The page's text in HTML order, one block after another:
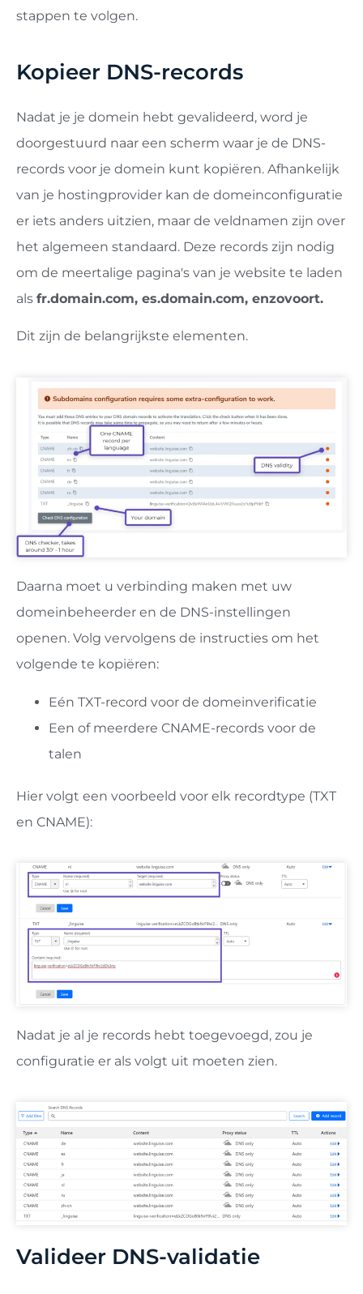
stappen te volgen.
Kopieer DNS-records
Nadat je je domein hebt gevalideerd, word je
doorgestuurd naar een scherm waar je de DNS-
records voor je domein kunt kopiëren. Afhankelijk
van je hostingprovider kan de domeinconfiguratie
er iets anders uitzien, maar de veldnamen zijn over
het algemeen standaard. Deze records zijn nodig
om de meertalige pagina's van je website te laden
als fr.domain.com, es.domain.com, enzovoort.
Dit zijn de belangrijkste elementen.
Daarna moet u verbinding maken met uw
domeinbeheerder en de DNS-instellingen
openen. Volg vervolgens de instructies om het
volgende te kopiëren:
Eén TXT-record voor de domeinverificatie
Een of meerdere CNAME-records voor de
talen
Hier volgt een voorbeeld voor elk recordtype (TXT
en CNAME):
Nadat je al je records hebt toegevoegd, zou je
configuratie er als volgt uit moeten zien.
Valideer DNS-validatie